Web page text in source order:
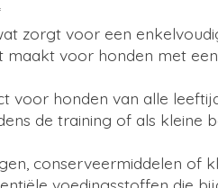
zorgt voor een
maakt voor honden met
voor honden van alle
de training of als kleine
conserveermiddelen of